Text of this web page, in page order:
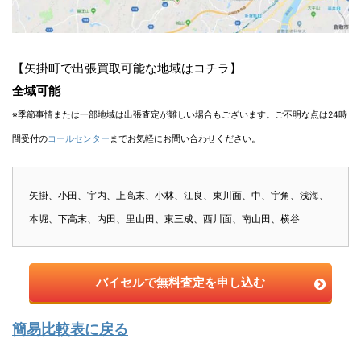
【矢掛町で出張買取可能な地域はコチラ】
全域可能
※季節事情または一部地域は出張査定が難しい場合もございます。ご不明な点は24時
間受付のコールセンター までお気軽にお問い合わせください。
矢掛、小田、宇内、上高末、小林、江良、東川面、中、宇角、浅海、
本堀、下高末、内田、里山田、東三成、西川面、南山田、横谷
バイセルで無料査定を申し込む
簡易比較表に戻る